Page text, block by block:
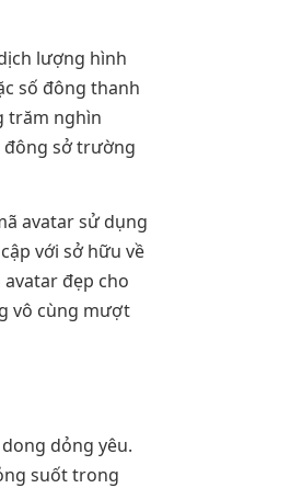
lượng hình
số đông thanh
trăm nghìn
đông sở trường
avatar sử dụng
với sở hữu về
đẹp cho
vô cùng mượt
dỏng yêu.
suốt trong